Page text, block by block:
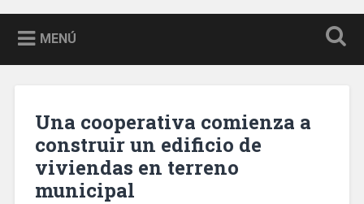
MENÚ
Una cooperativa comienza a
construir un edificio de
viviendas en terreno
municipal